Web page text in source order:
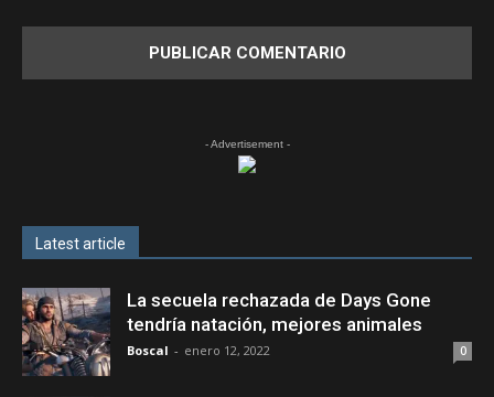
- Advertisement -
Latest article
La secuela rechazada de Days Gone
tendría natación, mejores animales
Boscal - enero 12, 2022 0